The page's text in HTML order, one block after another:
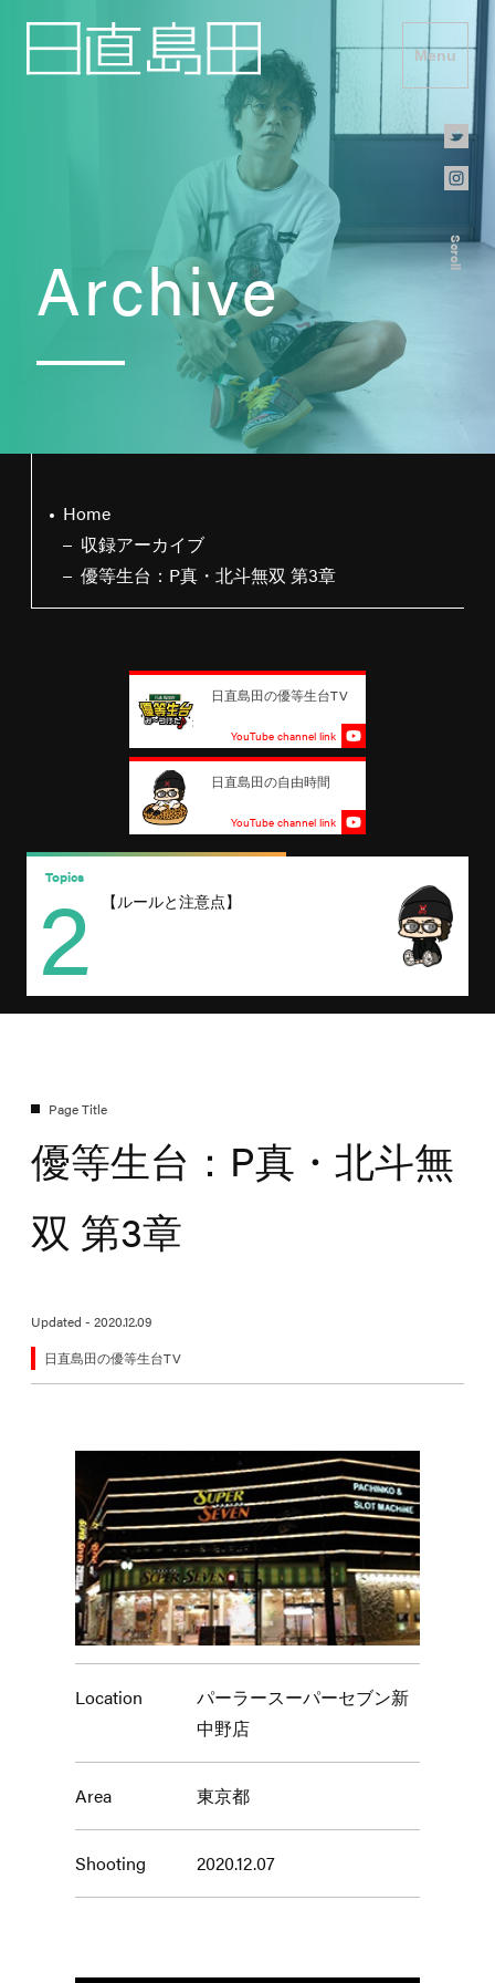
Menu
Scroll
Archive
Home
収録アーカイブ
優等生台：P真・北斗無双 第3章
日直島田の優等生台TV
YouTube channel link
日直島田の自由時間
YouTube channel link
【ルールと注意点】
Topics
2
優等生台：P真・北斗無
双 第3章
Updated - 2020.12.09
日直島田の優等生台TV
Location
パーラースーパーセブン新
中野店
Area 東京都
Shooting 2020.12.07